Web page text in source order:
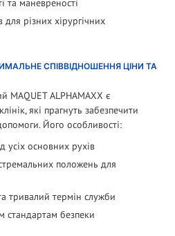
та маневреності
різних хірургічних
СПІВВІДНОШЕННЯ ЦІНИ ТА
MAQUET ALPHAMAXX є
які прагнуть забезпечити
Його особливості:
усіх основних рухів
положень для
тривалий термін служби
стандартам безпеки